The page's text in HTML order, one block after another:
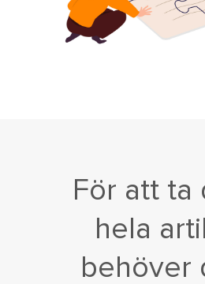
För att ta
hela
behöver